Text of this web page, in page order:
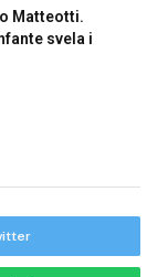
Matteotti.
svela i